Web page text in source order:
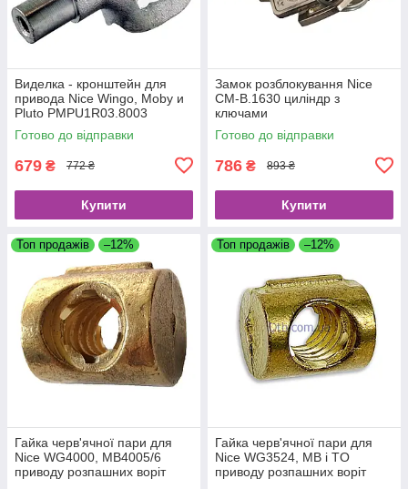
Виделка - кронштейн для
привода Nice Wingo, Moby и
Pluto PMPU1R03.8003
Готово до відправки
679 ₴ 772 ₴
Купити
Замок розблокування Nice
CM-B.1630 циліндр з
ключами
Готово до відправки
786 ₴ 893 ₴
Купити
Топ продажів –12%
Гайка черв'ячної пари для
Nice WG4000, MB4005/6
приводу розпашних воріт
PMD0944R04.4610
Топ продажів –12%
Гайка черв'ячної пари для
Nice WG3524, MB і TO
приводу розпашних воріт
PMD0943R05.4610